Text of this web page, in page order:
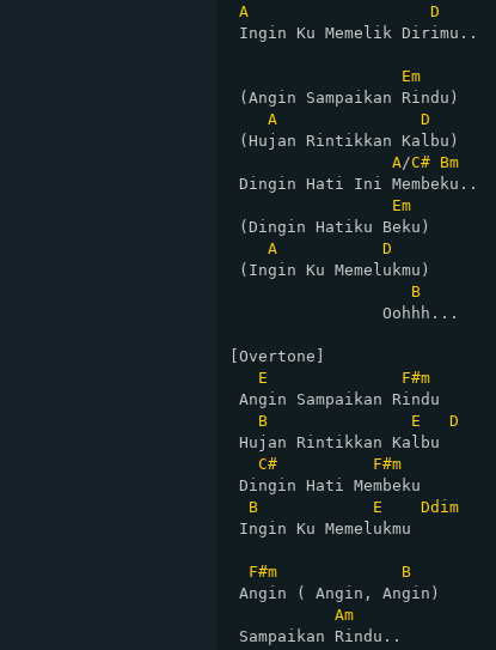
A
D
Ingin Ku Memelik Dirimu..
Em
(Angin Sampaikan Rindu)
A
D
(Hujan Rintikkan Kalbu)
A/C# Bm
Dingin Hati Ini Membeku..
Em
(Dingin Hatiku Beku)
A
D
(Ingin Ku Memelukmu)
B
                Oohhh...
[Overtone]
E
F#m
Angin Sampaikan Rindu
B
E
D
Hujan Rintikkan Kalbu
C#
F#m
Dingin Hati Membeku
B
E
Ddim
Ingin Ku Memelukmu
F#m
B
Angin ( Angin, Angin)
Am
Sampaikan Rindu..